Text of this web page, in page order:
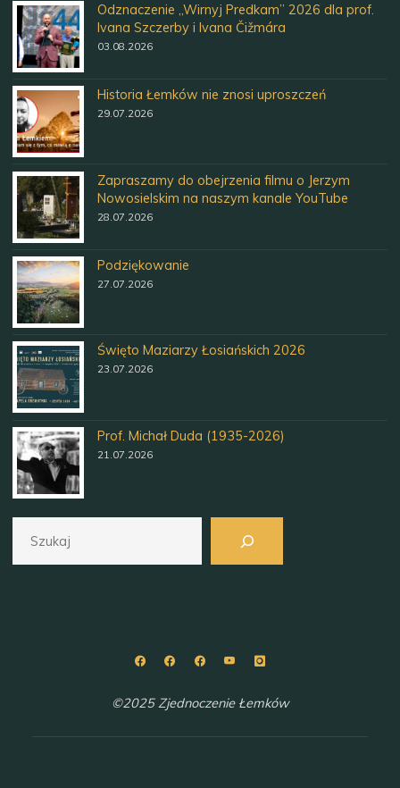
Odznaczenie „Wirnyj Predkam” 2026 dla prof.
Ivana Szczerby i Ivana Čižmára
03.08.2026
Historia Łemków nie znosi uproszczeń
29.07.2026
Zapraszamy do obejrzenia filmu o Jerzym
Nowosielskim na naszym kanale YouTube
28.07.2026
Podziękowanie
27.07.2026
Święto Maziarzy Łosiańskich 2026
23.07.2026
Prof. Michał Duda (1935-2026)
21.07.2026
©2025 Zjednoczenie Łemków